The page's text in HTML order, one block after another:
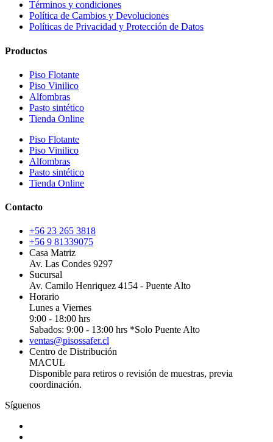
Términos y condiciones
Política de Cambios y Devoluciones
Políticas de Privacidad y Protección de Datos
Productos
Piso Flotante
Piso Vinilico
Alfombras
Pasto sintético
Tienda Online
Piso Flotante
Piso Vinilico
Alfombras
Pasto sintético
Tienda Online
Contacto
+56 23 265 3818
+56 9 81339075
Casa Matriz
Av. Las Condes 9297
Sucursal
Av. Camilo Henriquez 4154 - Puente Alto
Horario
Lunes a Viernes
9:00 - 18:00 hrs
Sabados: 9:00 - 13:00 hrs *Solo Puente Alto
ventas@pisossafer.cl
Centro de Distribución
MACUL
Disponible para retiros o revisión de muestras, previa
coordinación.
Síguenos